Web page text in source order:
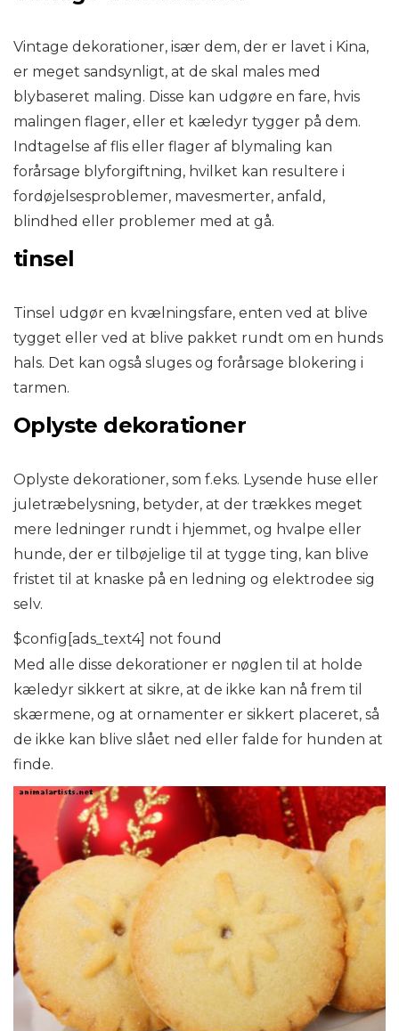
Vintage dekorationer, især dem, der er lavet i Kina,
er meget sandsynligt, at de skal males med
blybaseret maling. Disse kan udgøre en fare, hvis
malingen flager, eller et kæledyr tygger på dem.
Indtagelse af flis eller flager af blymaling kan
forårsage blyforgiftning, hvilket kan resultere i
fordøjelsesproblemer, mavesmerter, anfald,
blindhed eller problemer med at gå.
tinsel
Tinsel udgør en kvælningsfare, enten ved at blive
tygget eller ved at blive pakket rundt om en hunds
hals. Det kan også sluges og forårsage blokering i
tarmen.
Oplyste dekorationer
Oplyste dekorationer, som f.eks. Lysende huse eller
juletræbelysning, betyder, at der trækkes meget
mere ledninger rundt i hjemmet, og hvalpe eller
hunde, der er tilbøjelige til at tygge ting, kan blive
fristet til at knaske på en ledning og elektrodee sig
selv.
$config[ads_text4] not found
Med alle disse dekorationer er nøglen til at holde
kæledyr sikkert at sikre, at de ikke kan nå frem til
skærmene, og at ornamenter er sikkert placeret, så
de ikke kan blive slået ned eller falde for hunden at
finde.